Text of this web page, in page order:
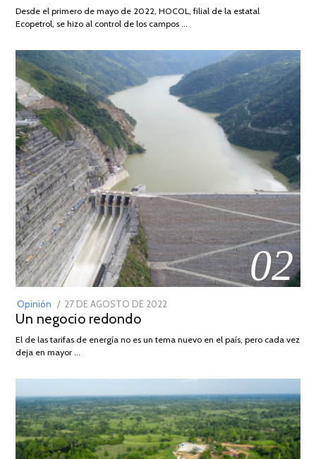
2026
Desde el primero de mayo de 2022, HOCOL, filial de la estatal
Ecopetrol, se hizo al control de los campos …
02
Opinión
POSTED
ON
27 DE AGOSTO DE 2022
DE
Un negocio redondo
El de las tarifas de energía no es un tema nuevo en el país, pero cada vez
deja en mayor …